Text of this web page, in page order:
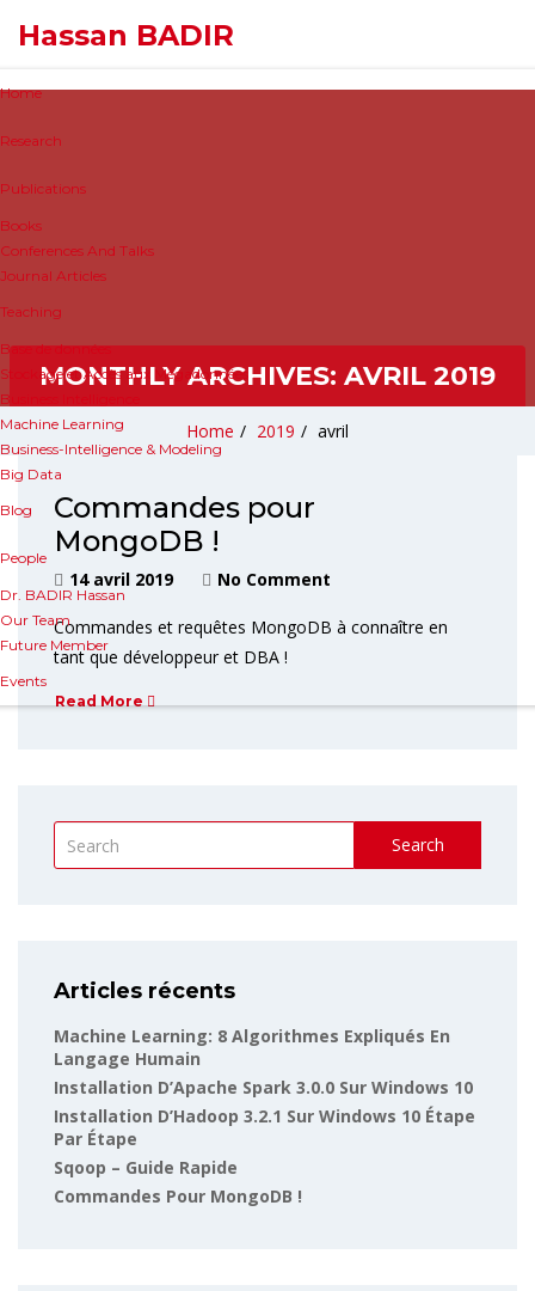
Hassan BADIR
Home
Research
Publications
Books
Conferences And Talks
Journal Articles
Teaching
Base de données
Stockage et Accès aux Mégadonnées
Business Intelligence
Machine Learning
Business-Intelligence & Modeling
Big Data
Blog
People
Dr. BADIR Hassan
Our Team
Future Member
Events
MONTHLY ARCHIVES: AVRIL 2019
Home / 2019 / avril
Commandes pour
MongoDB !
14 avril 2019 No Comment
Commandes et requêtes MongoDB à connaître en
tant que développeur et DBA !
Read More
Search
Articles récents
Machine Learning: 8 Algorithmes Expliqués En
Langage Humain
Installation D’Apache Spark 3.0.0 Sur Windows 10
Installation D’Hadoop 3.2.1 Sur Windows 10 Étape
Par Étape
Sqoop – Guide Rapide
Commandes Pour MongoDB !